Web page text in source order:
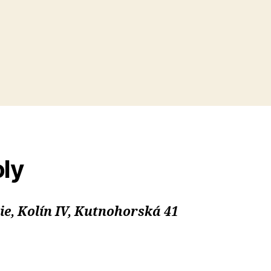
Kolín IV, Kutnohorská 41